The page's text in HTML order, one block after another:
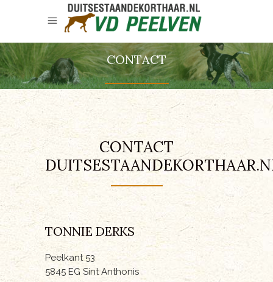
CONTACT
CONTACT
TONNIE DERKS
Peelkant 53
5845 EG Sint Anthonis